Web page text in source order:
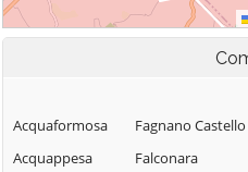
Acquaformosa
Acquappesa
Fagnano Castello
Falconara